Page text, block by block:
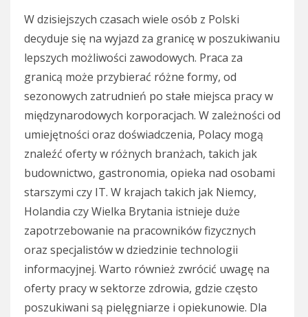
W dzisiejszych czasach wiele osób z Polski
decyduje się na wyjazd za granicę w poszukiwaniu
lepszych możliwości zawodowych. Praca za
granicą może przybierać różne formy, od
sezonowych zatrudnień po stałe miejsca pracy w
międzynarodowych korporacjach. W zależności od
umiejętności oraz doświadczenia, Polacy mogą
znaleźć oferty w różnych branżach, takich jak
budownictwo, gastronomia, opieka nad osobami
starszymi czy IT. W krajach takich jak Niemcy,
Holandia czy Wielka Brytania istnieje duże
zapotrzebowanie na pracowników fizycznych
oraz specjalistów w dziedzinie technologii
informacyjnej. Warto również zwrócić uwagę na
oferty pracy w sektorze zdrowia, gdzie często
poszukiwani są pielęgniarze i opiekunowie. Dla